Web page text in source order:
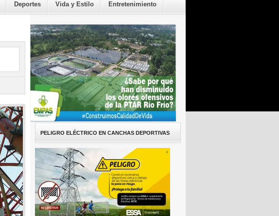
Deportes Vida y Estilo Entretenimiento
PELIGRO ELÉCTRICO EN CANCHAS DEPORTIVAS